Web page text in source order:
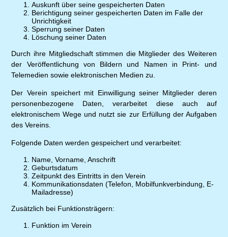
Auskunft über seine gespeicherten Daten
Berichtigung seiner gespeicherten Daten im Falle der
Unrichtigkeit
Sperrung seiner Daten
Löschung seiner Daten
Durch ihre Mitgliedschaft stimmen die Mitglieder des Weiteren
der Veröffentlichung von Bildern und Namen in Print- und
Telemedien sowie elektronischen Medien zu.
Der Verein speichert mit Einwilligung seiner Mitglieder deren
personenbezogene Daten, verarbeitet diese auch auf
elektronischem Wege und nutzt sie zur Erfüllung der Aufgaben
des Vereins.
Folgende Daten werden gespeichert und verarbeitet:
Name, Vorname, Anschrift
Geburtsdatum
Zeitpunkt des Eintritts in den Verein
Kommunikationsdaten (Telefon, Mobilfunkverbindung, E-
Mailadresse)
Zusätzlich bei Funktionsträgern:
Funktion im Verein